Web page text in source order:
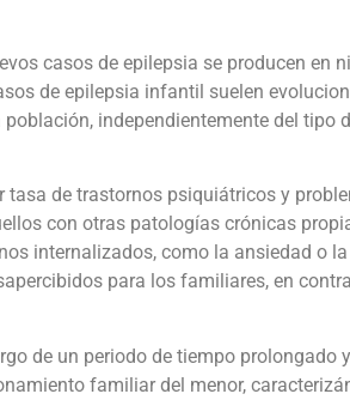
casos de epilepsia se producen en
de epilepsia infantil suelen
independientemente del tipo
de trastornos psiquiátricos y
con otras patologías crónicas
internalizados, como la ansiedad o
para los familiares, en
de un periodo de tiempo prolongado
familiar del menor,